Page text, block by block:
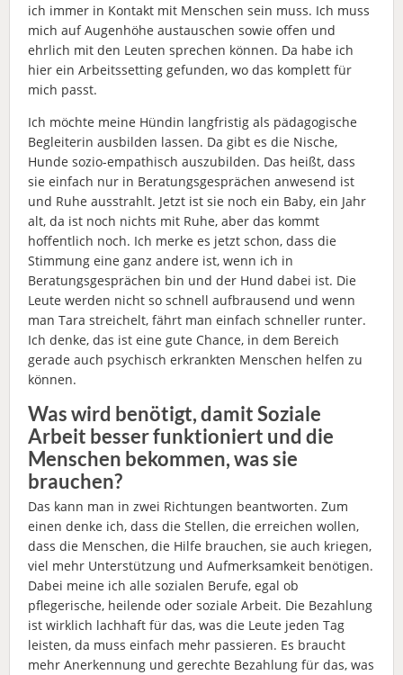
ich immer in Kontakt mit Menschen sein muss. Ich muss
mich auf Augenhöhe austauschen sowie offen und
ehrlich mit den Leuten sprechen können. Da habe ich
hier ein Arbeitssetting gefunden, wo das komplett für
mich passt.
Ich möchte meine Hündin langfristig als pädagogische
Begleiterin ausbilden lassen. Da gibt es die Nische,
Hunde sozio-empathisch auszubilden. Das heißt, dass
sie einfach nur in Beratungsgesprächen anwesend ist
und Ruhe ausstrahlt. Jetzt ist sie noch ein Baby, ein Jahr
alt, da ist noch nichts mit Ruhe, aber das kommt
hoffentlich noch. Ich merke es jetzt schon, dass die
Stimmung eine ganz andere ist, wenn ich in
Beratungsgesprächen bin und der Hund dabei ist. Die
Leute werden nicht so schnell aufbrausend und wenn
man Tara streichelt, fährt man einfach schneller runter.
Ich denke, das ist eine gute Chance, in dem Bereich
gerade auch psychisch erkrankten Menschen helfen zu
können.
Was wird benötigt, damit Soziale
Arbeit besser funktioniert und die
Menschen bekommen, was sie
brauchen?
Das kann man in zwei Richtungen beantworten. Zum
einen denke ich, dass die Stellen, die erreichen wollen,
dass die Menschen, die Hilfe brauchen, sie auch kriegen,
viel mehr Unterstützung und Aufmerksamkeit benötigen.
Dabei meine ich alle sozialen Berufe, egal ob
pflegerische, heilende oder soziale Arbeit. Die Bezahlung
ist wirklich lachhaft für das, was die Leute jeden Tag
leisten, da muss einfach mehr passieren. Es braucht
mehr Anerkennung und gerechte Bezahlung für das, was